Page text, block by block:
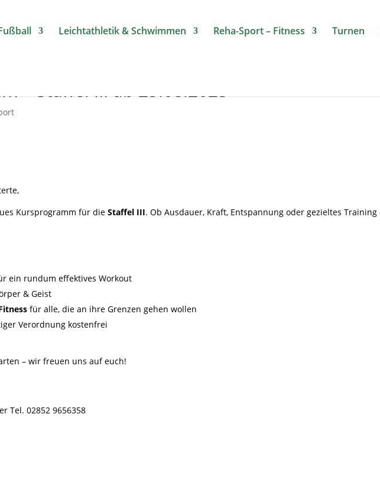
Leichtathletik & Schwimmen Reha-Sport – Fitness Turnen
– Staffel III ab 25.08.2025
Kursprogramm für dieStaffel III. Ob Ausdauer, Kraft, Entspannung oder gezieltes
ein rundum effektives Workout
& Geist
für alle, die an ihre Grenzen gehen wollen
Verordnung kostenfrei
– wir freuen uns auf euch!
Tel. 02852 9656358